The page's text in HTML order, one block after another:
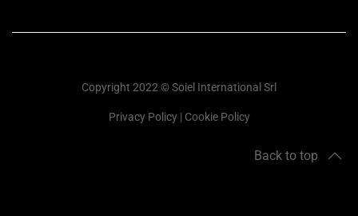
Copyright 2022 © Soiel International Srl
Privacy Policy| Cookie Policy
Back to top